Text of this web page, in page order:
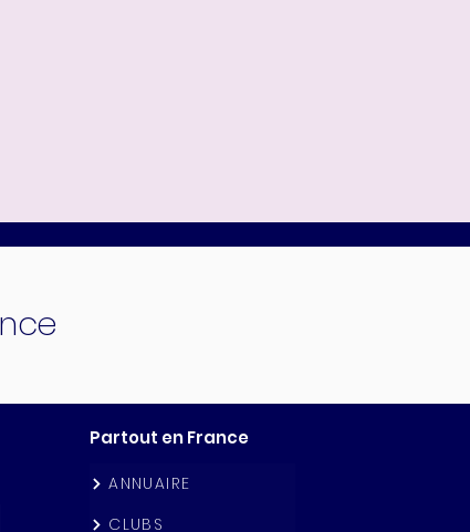
Partout en France
ANNUAIRE
CLUBS